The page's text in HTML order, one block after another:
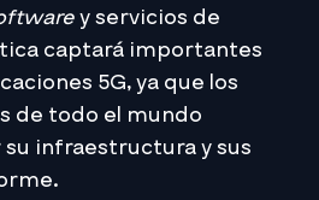
y servicios de
captará importantes
5G, ya que los
de todo el mundo
infraestructura y sus